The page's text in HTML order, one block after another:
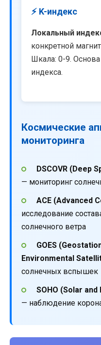
⚡ K-индекс
Локальный
конкретной
Шкала: 0-9. Основа
индекса.
Космические
мониторинга
DSCOVR (Deep
— мониторинг
ACE (Advanced
исследование
солнечного ветра
GOES
Environmental
солнечных вспышек
SOHO (Solar
— наблюдение